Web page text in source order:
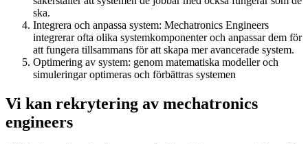
ska.
Integrera och anpassa system: Mechatronics Engineers
integrerar ofta olika systemkomponenter och anpassar dem för
att fungera tillsammans för att skapa mer avancerade system.
Optimering av system: genom matematiska modeller och
simuleringar optimeras och förbättras systemen
Vi kan rekrytering av mechatronics
engineers